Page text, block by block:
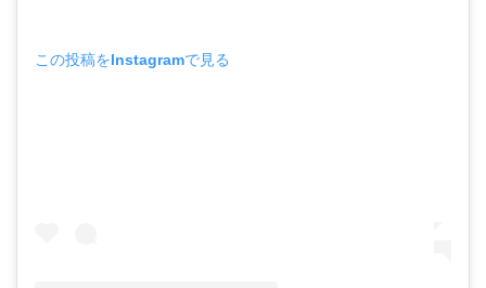
この投稿をInstagramで見る